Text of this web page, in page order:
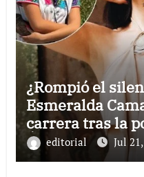
¿Rompió el
Esmeralda
carrera tras la
Ángela Aguilar
editorial Jul